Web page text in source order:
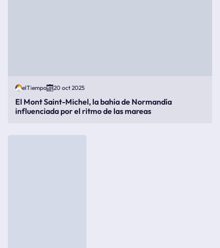
elTiempo 20 oct 2025
El Mont Saint-Michel, la bahía de Normandía
influenciada por el ritmo de las mareas